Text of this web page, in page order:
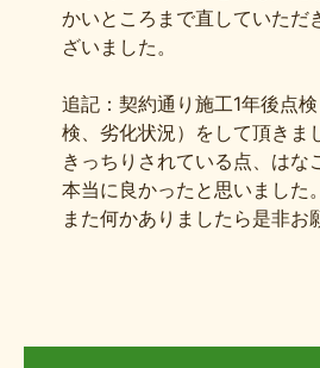
かいところまで直していただ
ざいました。
追記：契約通り施工1年後点
検、劣化状況）をして頂きま
きっちりされている点、はな
本当に良かったと思いました。
また何かありましたら是非お